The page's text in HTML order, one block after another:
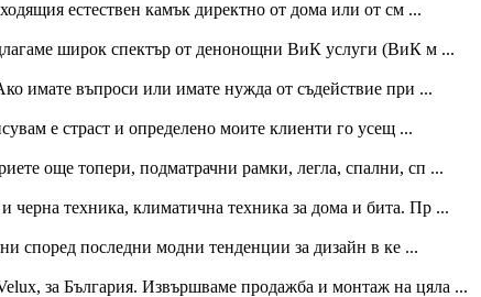
естествен камък директно от дома или от см ...
широк спектър от денонощни ВиК услуги (ВиК м ...
имате въпроси или имате нужда от съдействие при ...
е страст и определено моите клиенти го усещ ...
още топери, подматрачни рамки, легла, спални, сп ...
техника, климатична техника за дома и бита. Пр ...
според последни модни тенденции за дизайн в ке ...
за България. Извършваме продажба и монтаж на цяла ...